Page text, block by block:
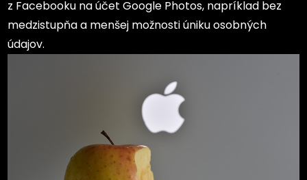
z Facebooku na účet Google Photos, napríklad bez
medzistupňa a menšej možnosti úniku osobných
údajov.